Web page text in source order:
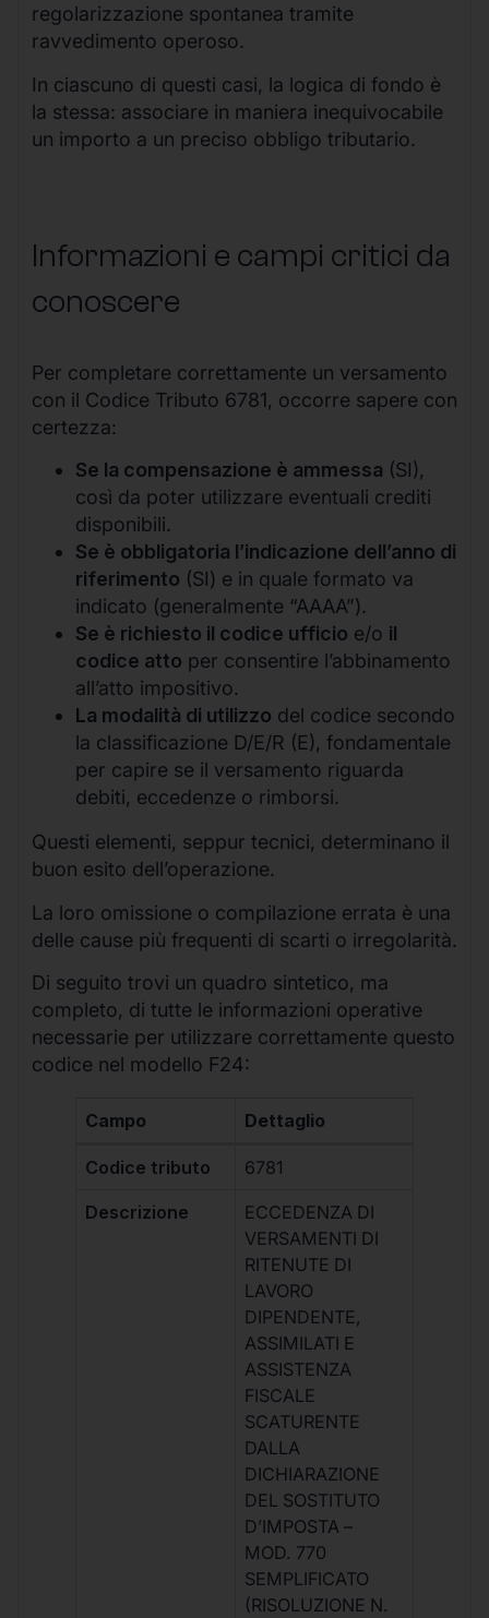
regolarizzazione spontanea tramite
ravvedimento operoso.
In ciascuno di questi casi, la logica di fondo è
la stessa: associare in maniera inequivocabile
un importo a un preciso obbligo tributario.
Informazioni e campi critici da
conoscere
Per completare correttamente un versamento
con il Codice Tributo 6781, occorre sapere con
certezza:
Se la compensazione è ammessa (SI),
così da poter utilizzare eventuali crediti
disponibili.
Se è obbligatoria l’indicazione dell’anno di
riferimento (SI) e in quale formato va
indicato (generalmente “AAAA”).
Se è richiesto il codice ufficio e/o il
codice atto per consentire l’abbinamento
all’atto impositivo.
La modalità di utilizzo del codice secondo
la classificazione D/E/R (E), fondamentale
per capire se il versamento riguarda
debiti, eccedenze o rimborsi.
Questi elementi, seppur tecnici, determinano il
buon esito dell’operazione.
La loro omissione o compilazione errata è una
delle cause più frequenti di scarti o irregolarità.
Di seguito trovi un quadro sintetico, ma
completo, di tutte le informazioni operative
necessarie per utilizzare correttamente questo
codice nel modello F24:
Campo Dettaglio
Codice tributo 6781
Descrizione
ECCEDENZA DI
VERSAMENTI DI
RITENUTE DI
LAVORO
DIPENDENTE,
ASSIMILATI E
ASSISTENZA
FISCALE
SCATURENTE
DALLA
DICHIARAZIONE
DEL SOSTITUTO
D’IMPOSTA –
MOD. 770
SEMPLIFICATO
(RISOLUZIONE N.